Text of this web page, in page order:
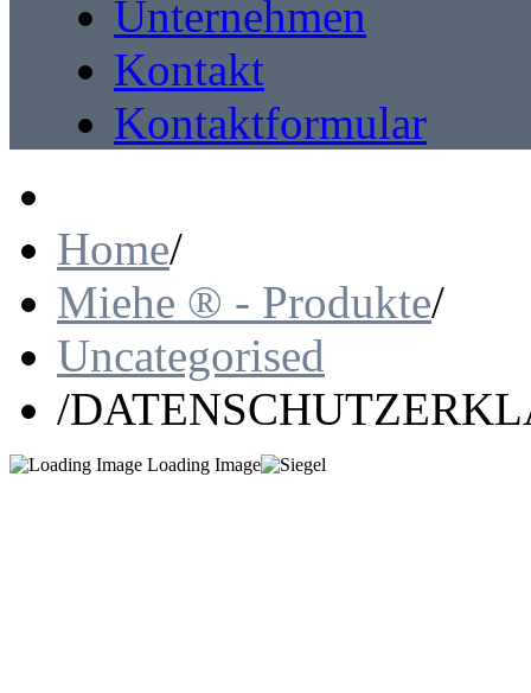
Unternehmen
Kontakt
Kontaktformular
Home/
Miehe ® - Produkte/
Uncategorised
/
Loading Image